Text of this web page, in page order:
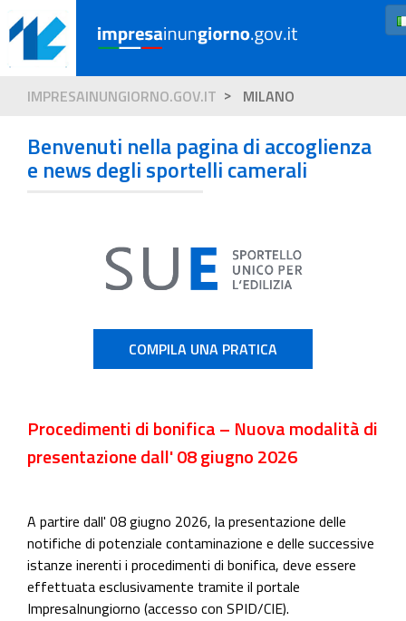
IMPRESAINUNGIORNO.GOV.IT MILANO
Benvenuti nella pagina di accoglienza
e news degli sportelli camerali
COMPILA UNA PRATICA
Procedimenti di bonifica – Nuova modalità di
presentazione dall' 08 giugno 2026
A partire dall' 08 giugno 2026, la presentazione delle
notifiche di potenziale contaminazione e delle successive
istanze inerenti i procedimenti di bonifica, deve essere
effettuata esclusivamente tramite il portale
ImpresaInungiorno (accesso con SPID/CIE).